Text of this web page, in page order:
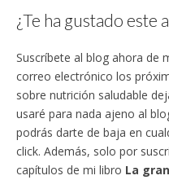
¿Te ha gustado este
Suscríbete al blog ahora de
correo electrónico los
sobre nutrición saludable
usaré para nada ajeno al
podrás darte de baja en
click. Además, solo por
capítulos de mi libro La